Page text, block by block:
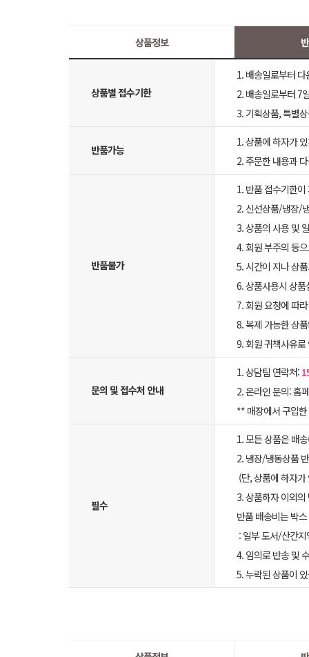
상품정보
상품별 접수기한
1. 배송일로부터
2. 배송일로부터 7
3. 기획상품, 특별
반품가능
1. 상품에 하자가
2. 주문한 내용과
반품불가
1. 반품 접수기한이
2. 신선상품/냉장/
3. 상품의 사용 및
4. 회원 부주의 등
5. 시간이 지나 상
6. 상품사용시 상
7. 회원 요청에 따
8. 복제 가능한 상
9. 회원 귀책사유
문의 및 접수처 안내
1. 상담팀 연락처:
2. 온라인 문의: 홈
** 매장에서 구입
필수
1. 모든 상품은 배
2. 냉장/냉동상품
(단, 상품에 하자
3. 상품하자 이외
반품 배송비는 박
: 일부 도서/산간
4. 임의로 반송 및
5. 누락된 상품이